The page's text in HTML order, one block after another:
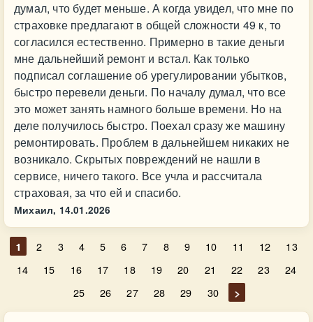
думал, что будет меньше. А когда увидел, что мне по
страховке предлагают в общей сложности 49 к, то
согласился естественно. Примерно в такие деньги
мне дальнейший ремонт и встал. Как только
подписал соглашение об урегулировании убытков,
быстро перевели деньги. По началу думал, что все
это может занять намного больше времени. Но на
деле получилось быстро. Поехал сразу же машину
ремонтировать. Проблем в дальнейшем никаких не
возникало. Скрытых повреждений не нашли в
сервисе, ничего такого. Все учла и рассчитала
страховая, за что ей и спасибо.
Михаил, 14.01.2026
1 2 3 4 5 6 7 8 9 10 11 12
13
14
15 16 17 18 19 20 21 22 23
24
25
26 27 28 29 30 >